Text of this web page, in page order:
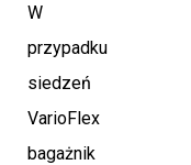
W
przypadku
siedzeń
VarioFlex
bagażnik